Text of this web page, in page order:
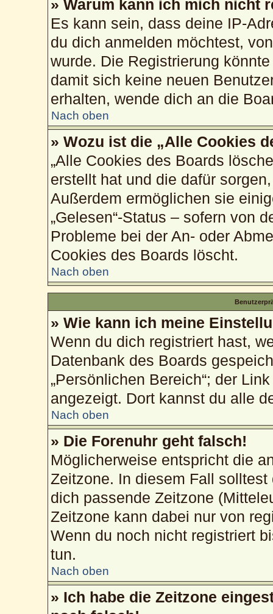
» Warum kann ich mich nicht
Es kann sein, dass deine IP-
du dich anmelden möchtest,
wurde. Die Registrierung
damit sich keine neuen
erhalten, wende dich an die
Nach oben
» Wozu ist die „Alle Cookies
„Alle Cookies des Boards
erstellt hat und die dafür
Außerdem ermöglichen sie
„Gelesen“-Status – sofern von
Probleme bei der An- oder
Cookies des Boards löscht.
Nach oben
» Wie kann ich meine
Wenn du dich registriert hast,
Datenbank des Boards
„Persönlichen Bereich“; der
angezeigt. Dort kannst du alle
Nach oben
» Die Forenuhr geht falsch!
Möglicherweise entspricht die
Zeitzone. In diesem Fall solltest
dich passende Zeitzone
Zeitzone kann dabei nur von
Wenn du noch nicht registriert
tun.
Nach oben
» Ich habe die Zeitzone